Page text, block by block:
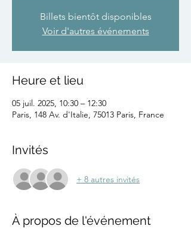
Billets bientôt disponibles
Voir d'autres événements
Heure et lieu
05 juil. 2025, 10:30 – 12:30
Paris, 148 Av. d'Italie, 75013 Paris, France
Invités
+ 8 autres invités
À propos de l'événement